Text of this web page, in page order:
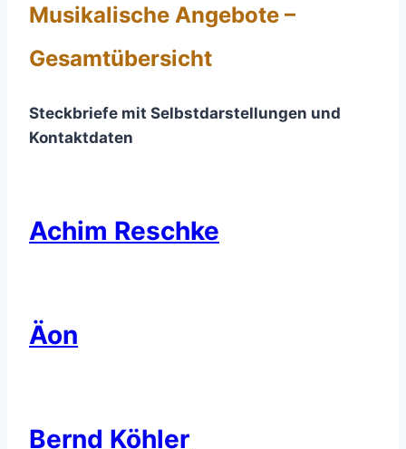
Musikalische Angebote –
Gesamtübersicht
Steckbriefe mit Selbstdarstellungen und
Kontaktdaten
Achim Reschke
Äon
Bernd Köhler